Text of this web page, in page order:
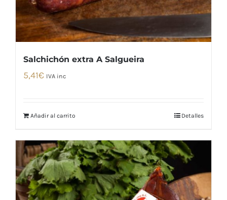
Salchichón extra A Salgueira
5,41€ IVA inc
Añadir al carrito Detalles